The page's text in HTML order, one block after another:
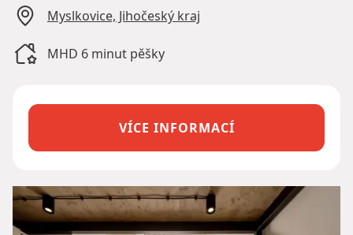
Myslkovice, Jihočeský kraj
MHD 6 minut pěšky
VÍCE INFORMACÍ